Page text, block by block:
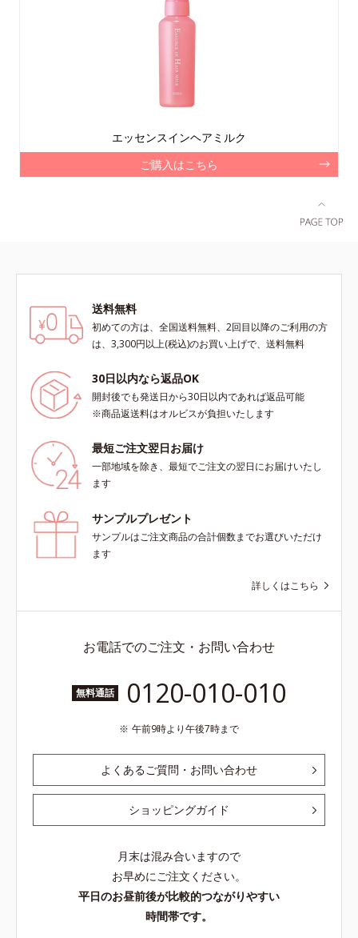
エッセンスインヘアミルク
ご購入はこちら
送料無料
初めての方は、全国送料無料、2回目以降のご利用の方
は、3,300円以上(税込)のお買い上げで、送料無料
30日以内なら返品OK
開封後でも発送日から30日以内であれば返品可能
※商品返送料はオルビスが負担いたします
最短ご注文翌日お届け
一部地域を除き、最短でご注文の翌日にお届けいたし
ます
サンプルプレゼント
サンプルはご注文商品の合計個数までお選びいただけ
ます
詳しくはこちら
お電話でのご注文・お問い合わせ
無料通話 0120-010-010
午前9時より午後7時まで
よくあるご質問・お問い合わせ
ショッピングガイド
月末は混み合いますので
お早めにご注文ください。
平日のお昼前後が比較的つながりやすい
時間帯です。